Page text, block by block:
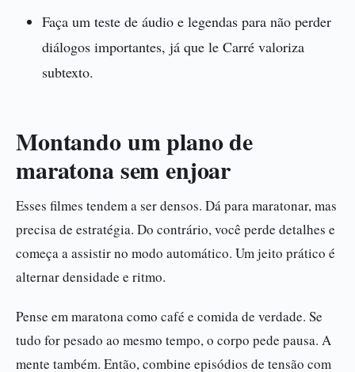
Faça um teste de áudio e legendas para não perder
diálogos importantes, já que le Carré valoriza
subtexto.
Montando um plano de
maratona sem enjoar
Esses filmes tendem a ser densos. Dá para maratonar, mas
precisa de estratégia. Do contrário, você perde detalhes e
começa a assistir no modo automático. Um jeito prático é
alternar densidade e ritmo.
Pense em maratona como café e comida de verdade. Se
tudo for pesado ao mesmo tempo, o corpo pede pausa. A
mente também. Então, combine episódios de tensão com